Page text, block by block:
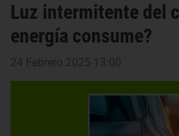
Luz intermitente del
energía consume?
24 Febrero 2025 13:00